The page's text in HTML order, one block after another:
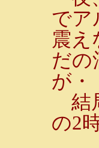
でア
震え
だの
が・
結
の2